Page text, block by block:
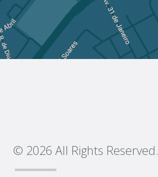
© 2026 All Rights Reserved.